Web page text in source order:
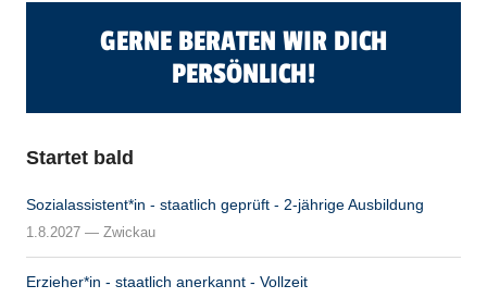
GERNE BERATEN WIR DICH
PERSÖNLICH!
Startet bald
Sozialassistent*in - staatlich geprüft - 2-jährige Ausbildung
1.8.2027 — Zwickau
Erzieher*in - staatlich anerkannt - Vollzeit